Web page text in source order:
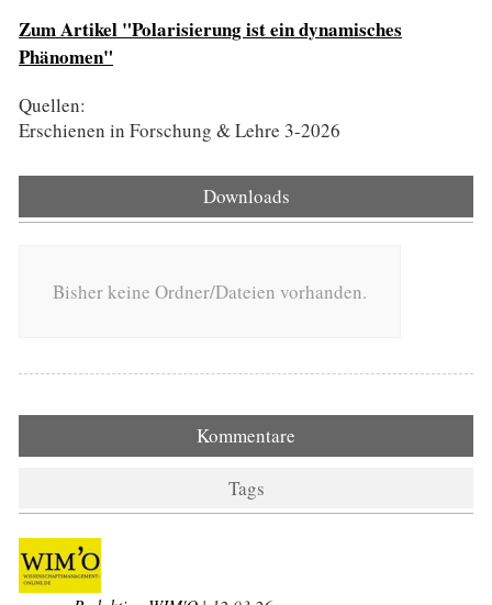
Zum Artikel "Polarisierung ist ein dynamisches
Phänomen"
Quellen:
Erschienen in Forschung & Lehre 3-2026
Downloads
Bisher keine Ordner/Dateien vorhanden.
Kommentare
Tags